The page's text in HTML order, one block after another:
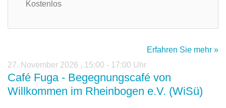
Kostenlos
Erfahren Sie mehr »
27. November 2026 , 15:00 - 17:00 Uhr
Café Fuga - Begegnungscafé von
Willkommen im Rheinbogen e.V. (WiSü)